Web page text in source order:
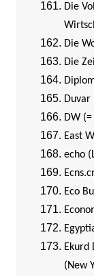
Die
Die
Die
Duvar
DW
East
echo
Eco
Ekurd
(New